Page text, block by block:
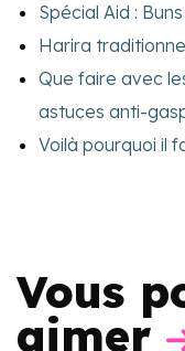
Spécial Aid :
Harira
Que faire avec
astuces anti-
Voilà pourquoi il
Vous
aimer